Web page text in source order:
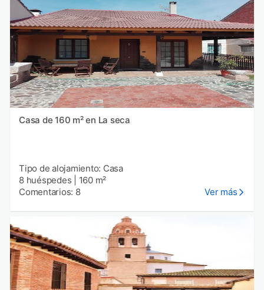
Casa de 160 m² en La seca
Tipo de alojamiento: Casa
8 huéspedes
160 m²
Comentarios: 8
Ver más